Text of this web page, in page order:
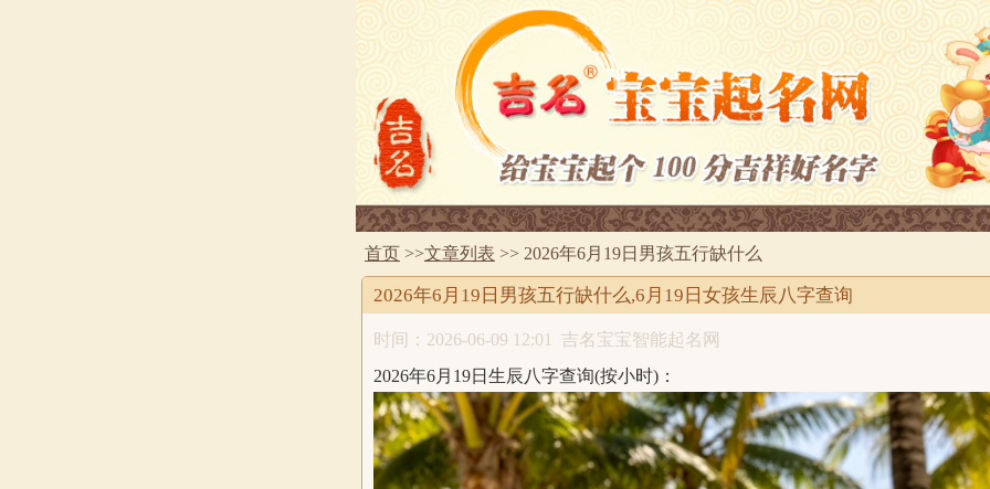
首页 >>文章列表 >> 2026年6月19日男孩五行缺什么
2026年6月19日男孩五行缺什么,6月19日女孩生辰八字查询
时间：2026-06-09 12:01
吉名宝宝智能起名网
2026年6月19日生辰八字查询(按小时)：